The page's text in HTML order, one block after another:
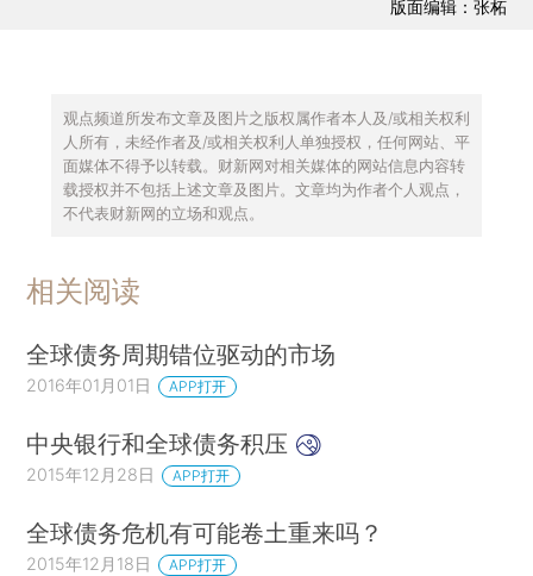
版面编辑：张柘
观点频道所发布文章及图片之版权属作者本人及/或相关权利
人所有，未经作者及/或相关权利人单独授权，任何网站、平
面媒体不得予以转载。财新网对相关媒体的网站信息内容转
载授权并不包括上述文章及图片。文章均为作者个人观点，
不代表财新网的立场和观点。
相关阅读
全球债务周期错位驱动的市场
2016年01月01日 APP打开
中央银行和全球债务积压
2015年12月28日 APP打开
全球债务危机有可能卷土重来吗？
2015年12月18日 APP打开